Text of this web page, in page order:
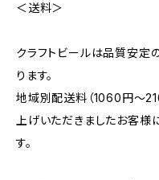
＜送料＞
クラフトビールは品質安定
ります。
地域別配送料（1060円～
上げいただきましたお客
す。